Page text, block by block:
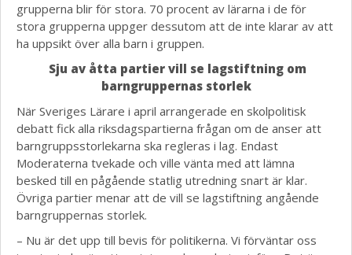
grupperna blir för stora. 70 procent av lärarna i de för
stora grupperna uppger dessutom att de inte klarar av att
ha uppsikt över alla barn i gruppen.
Sju av åtta partier vill se lagstiftning om
barngruppernas storlek
När Sveriges Lärare i april arrangerade en skolpolitisk
debatt fick alla riksdagspartierna frågan om de anser att
barngruppsstorlekarna ska regleras i lag. Endast
Moderaterna tvekade och ville vänta med att lämna
besked till en pågående statlig utredning snart är klar.
Övriga partier menar att de vill se lagstiftning angående
barngruppernas storlek.
– Nu är det upp till bevis för politikerna. Vi förväntar oss